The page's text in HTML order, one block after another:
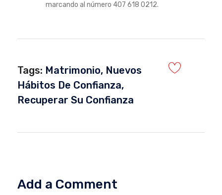
marcando al número 407 618 0212.
Tags: Matrimonio, Nuevos
Hábitos De Confianza,
Recuperar Su Confianza
Add a Comment